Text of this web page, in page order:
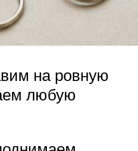
на ровную
любую